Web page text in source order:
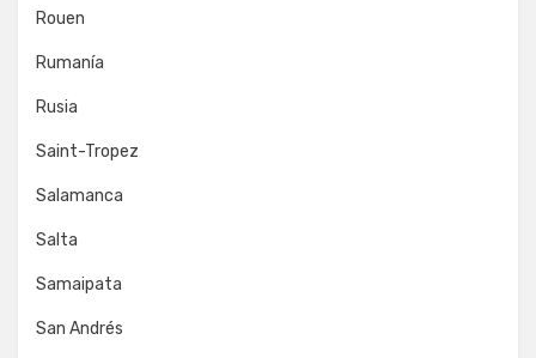
Rouen
Rumanía
Rusia
Saint-Tropez
Salamanca
Salta
Samaipata
San Andrés